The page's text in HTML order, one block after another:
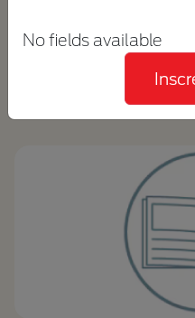
EXIBIR
No fields available